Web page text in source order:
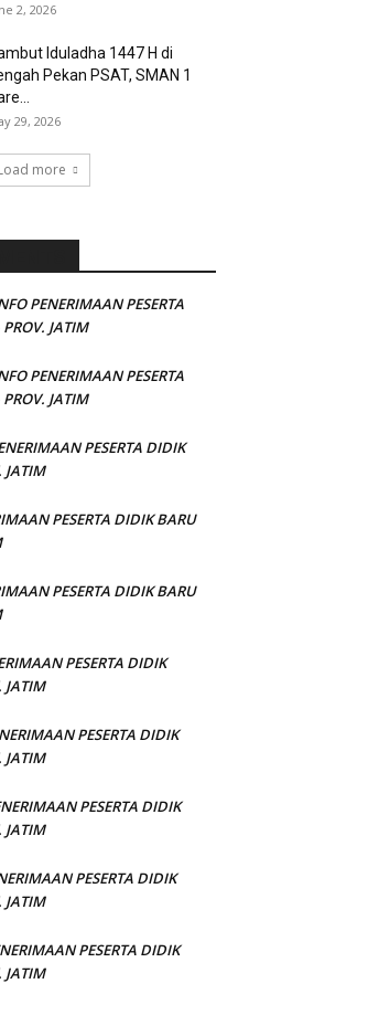
2, 2026
Iduladha 1447 H di
Pekan PSAT, SMAN 1
29, 2026
more
PENERIMAAN PESERTA
JATIM
PENERIMAAN PESERTA
JATIM
PESERTA DIDIK
JATIM
PESERTA DIDIK BARU
PESERTA DIDIK BARU
PESERTA DIDIK
JATIM
PESERTA DIDIK
JATIM
PESERTA DIDIK
JATIM
PESERTA DIDIK
JATIM
PESERTA DIDIK
JATIM